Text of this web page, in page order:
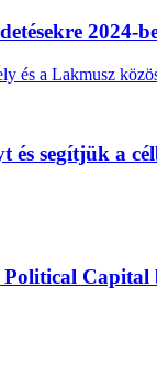
2024-
és a Lakmusz
segítjük a